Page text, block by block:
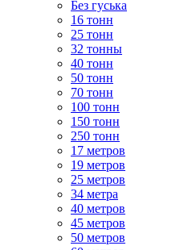
Без гуська
16 тонн
25 тонн
32 тонны
40 тонн
50 тонн
70 тонн
100 тонн
150 тонн
250 тонн
17 метров
19 метров
25 метров
34 метра
40 метров
45 метров
50 метров